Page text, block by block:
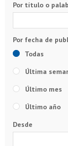
Por título o
Todas
Última
Último mes
Último año
Desde